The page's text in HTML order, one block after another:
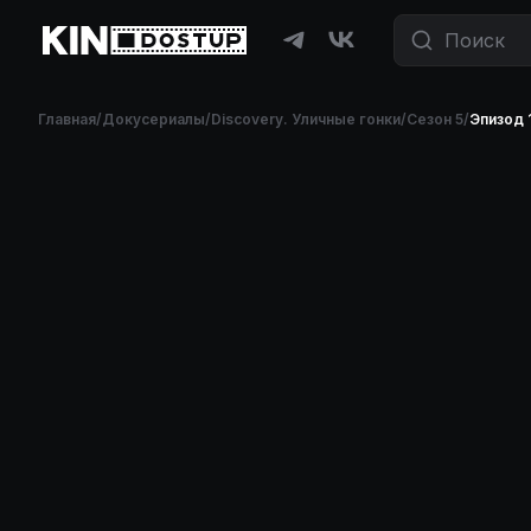
Главная/Докусериалы/Discovery. Уличные гонки/Сезон 5/Эпизод